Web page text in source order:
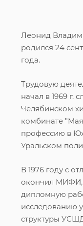
Леонид
родился 24
года.
Трудовую
начал в 1969 г.
Челябинском
комбинате
профессию в
Уральском
В 1976 году с
окончил МИФИ,
дипломную
исследованию
структуры